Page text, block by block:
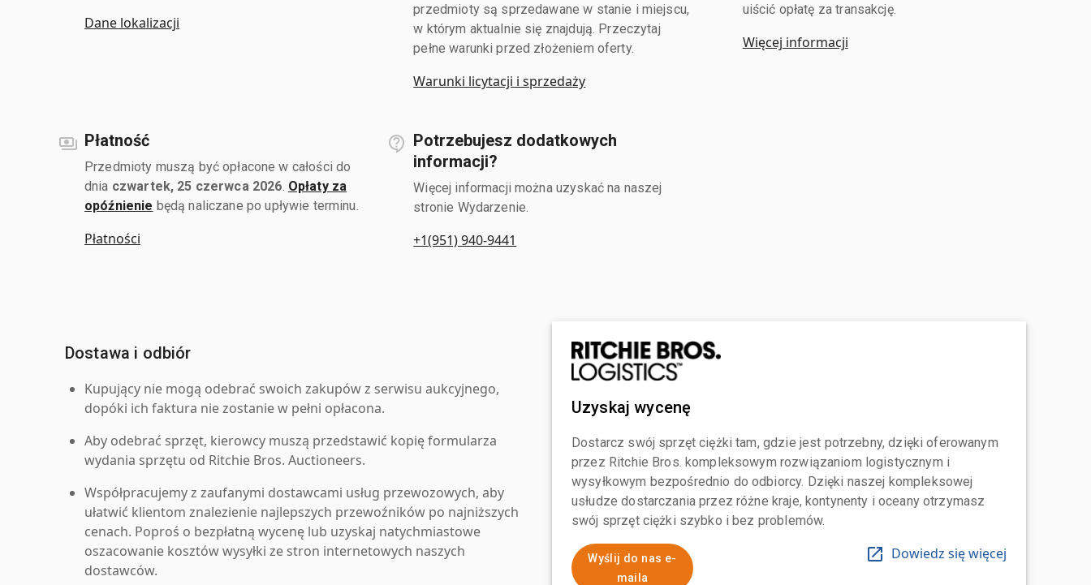
Dane lokalizacji
przedmioty są sprzedawane w stanie i miejscu,
w którym aktualnie się znajdują. Przeczytaj
pełne warunki przed złożeniem oferty.
Warunki licytacji i sprzedaży
uiścić opłatę za transakcję.
Więcej informacji
Płatność
Przedmioty muszą być opłacone w całości do
dnia czwartek, 25 czerwca 2026 Opłaty za
opóźnienie będą naliczane po upływie terminu.
Płatności
Potrzebujesz dodatkowych
informacji?
Więcej informacji można uzyskać na naszej
stronie Wydarzenie.
+1(951) 940-9441
Dostawa i odbiór
Kupujący nie mogą odebrać swoich zakupów z serwisu aukcyjnego,
dopóki ich faktura nie zostanie w pełni opłacona.
Aby odebrać sprzęt, kierowcy muszą przedstawić kopię formularza
wydania sprzętu od Ritchie Bros. Auctioneers.
Współpracujemy z zaufanymi dostawcami usług przewozowych, aby
ułatwić klientom znalezienie najlepszych przewoźników po najniższych
cenach. Poproś o bezpłatną wycenę lub uzyskaj natychmiastowe
oszacowanie kosztów wysyłki ze stron internetowych naszych
dostawców.
Uzyskaj wycenę
Dostarcz swój sprzęt ciężki tam, gdzie jest potrzebny, dzięki oferowanym
przez Ritchie Bros. kompleksowym rozwiązaniom logistycznym i
wysyłkowym bezpośrednio do odbiorcy. Dzięki naszej kompleksowej
usłudze dostarczania przez różne kraje, kontynenty i oceany otrzymasz
swój sprzęt ciężki szybko i bez problemów.
Wyślij do nas e-
maila
Dowiedz się więcej